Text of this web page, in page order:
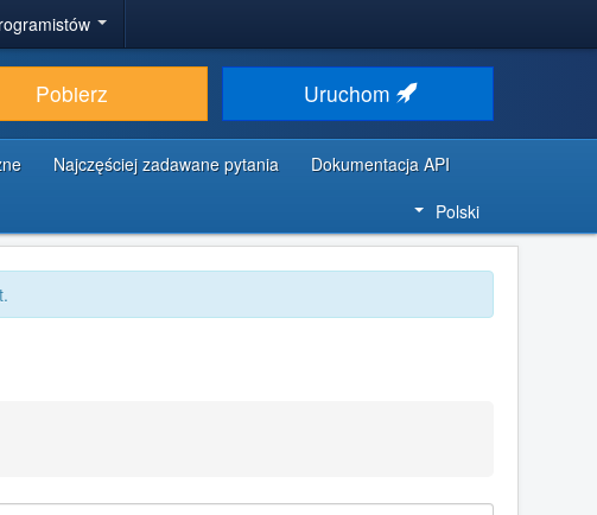
Pobierz Uruchom
Najczęściej zadawane pytania
Dokumentacja API
Polski